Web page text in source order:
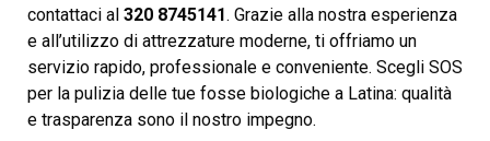
contattaci al 320 8745141. Grazie alla nostra esperienza
e all’utilizzo di attrezzature moderne, ti offriamo un
servizio rapido, professionale e conveniente. Scegli SOS
per la pulizia delle tue fosse biologiche a Latina: qualità
e trasparenza sono il nostro impegno.